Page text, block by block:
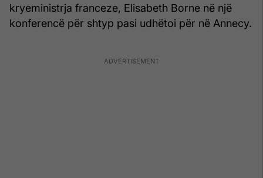
kryeministrja franceze, Elisabeth Borne në një
konferencë për shtyp pasi udhëtoi për në Annecy.